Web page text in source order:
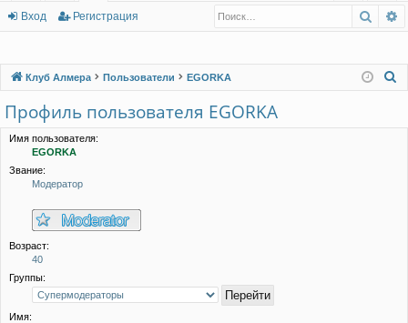
с
лк
о
м
ол
ов
ел
ег
тр
ия
Вход Регистрация
Клуб Алмера Пользователи EGORKA
Профиль пользователя EGORKA
Имя пользователя:
EGORKA
Звание:
Модератор
Возраст:
40
Группы:
Имя: